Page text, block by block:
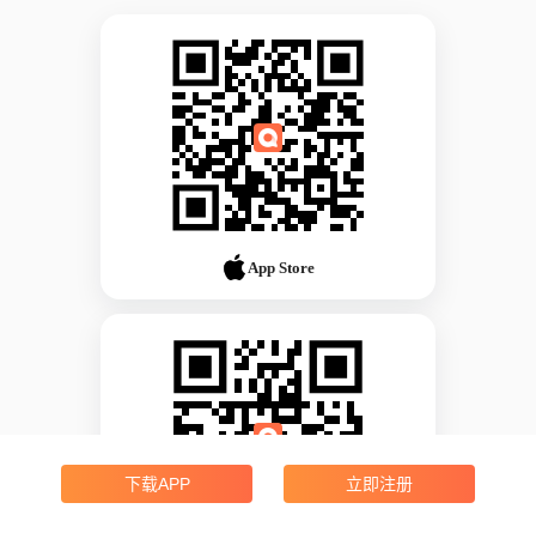
App Store
下载APP 立即注册